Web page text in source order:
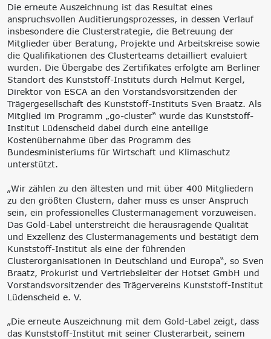
Trägergesellschaft
e.V.
Consulting: Strategie,
Transformation,
Umsetzung
Innovationsnetzwerke
Internationalisierung
k-branche.de
Circular Economy &
EcoDesign
PCF, Produkt &
Portfolio
Doppelte
Wesentlichkeit, KPI &
Strategien
Corporate Carbon
Footprint (CCF)
Environmental Product
Declaration (EPD)
Die erneute Auszeichnung ist das Resultat eines
anspruchsvollen Auditierungsprozesses, in dessen Verlauf
insbesondere die Clusterstrategie, die Betreuung der
Mitglieder über Beratung, Projekte und Arbeitskreise sowie
die Qualifikationen des Clusterteams detailliert evaluiert
wurden. Die Übergabe des Zertifikates erfolgte am Berliner
Standort des Kunststoff-Instituts durch Helmut Kergel,
Direktor von ESCA an den Vorstandsvorsitzenden der
Trägergesellschaft des Kunststoff-Instituts Sven Braatz. Als
Mitglied im Programm „go-cluster“ wurde das Kunststoff-
Institut Lüdenscheid dabei durch eine anteilige
Kostenübernahme über das Programm des
Bundesministeriums für Wirtschaft und Klimaschutz
unterstützt.
„Wir zählen zu den ältesten und mit über 400 Mitgliedern
zu den größten Clustern, daher muss es unser Anspruch
sein, ein professionelles Clustermanagement vorzuweisen.
Das Gold-Label unterstreicht die herausragende Qualität
und Exzellenz des Clustermanagements und bestätigt dem
Kunststoff-Institut als eine der führenden
Clusterorganisationen in Deutschland und Europa“, so Sven
Braatz, Prokurist und Vertriebsleiter der Hotset GmbH und
Vorstandsvorsitzender des Trägervereins Kunststoff-Institut
Lüdenscheid e. V.
„Die erneute Auszeichnung mit dem Gold-Label zeigt, dass
das Kunststoff-Institut mit seiner Clusterarbeit, seinem